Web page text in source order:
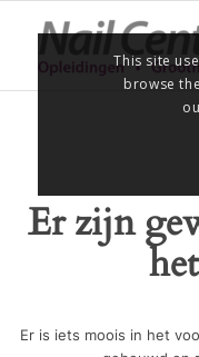
Er zijn
Er is iets moois in het
This site
browse